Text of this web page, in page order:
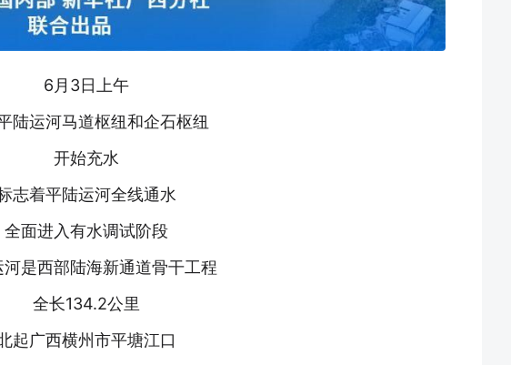
6月3日上午
陆运河马道枢纽和企石枢纽
开始充水
志着平陆运河全线通水
全面进入有水调试阶段
河是西部陆海新通道骨干工程
全长134.2公里
起广西横州市平塘江口